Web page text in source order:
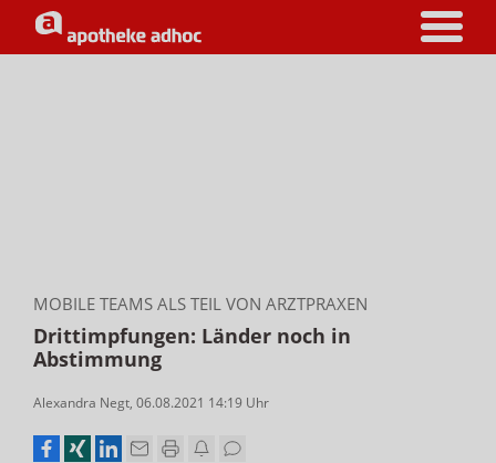
MOBILE TEAMS ALS TEIL VON ARZTPRAXEN
Drittimpfungen: Länder noch in
Abstimmung
Alexandra Negt, 06.08.2021 14:19 Uhr